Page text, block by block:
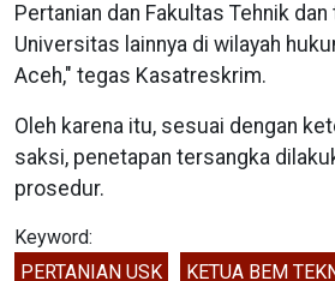
Pertanian dan Fakultas Tehnik
Universitas lainnya di wilayah
Aceh," tegas Kasatreskrim.
Oleh karena itu, sesuai dengan
saksi, penetapan tersangka
prosedur.
Keyword:
PERTANIAN USK
KETUA BEM